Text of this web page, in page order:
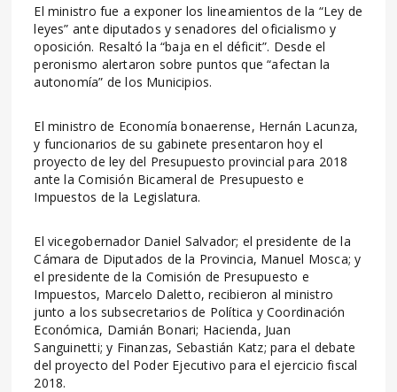
El ministro fue a exponer los lineamientos de la “Ley de
leyes” ante diputados y senadores del oficialismo y
oposición. Resaltó la “baja en el déficit”. Desde el
peronismo alertaron sobre puntos que “afectan la
autonomía” de los Municipios.
El ministro de Economía bonaerense, Hernán Lacunza,
y funcionarios de su gabinete presentaron hoy el
proyecto de ley del Presupuesto provincial para 2018
ante la Comisión Bicameral de Presupuesto e
Impuestos de la Legislatura.
El vicegobernador Daniel Salvador; el presidente de la
Cámara de Diputados de la Provincia, Manuel Mosca; y
el presidente de la Comisión de Presupuesto e
Impuestos, Marcelo Daletto, recibieron al ministro
junto a los subsecretarios de Política y Coordinación
Económica, Damián Bonari; Hacienda, Juan
Sanguinetti; y Finanzas, Sebastián Katz; para el debate
del proyecto del Poder Ejecutivo para el ejercicio fiscal
2018.